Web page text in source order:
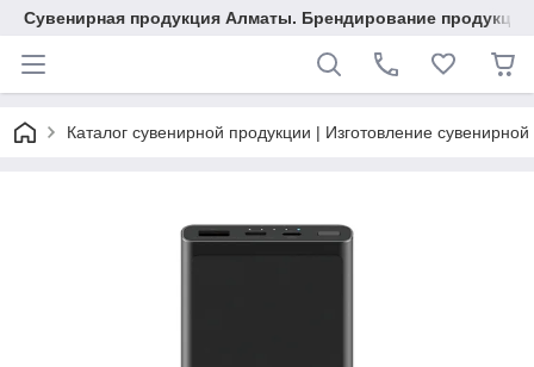
Сувенирная продукция Алматы. Брендирование
Каталог сувенирной продукции | Изготовление